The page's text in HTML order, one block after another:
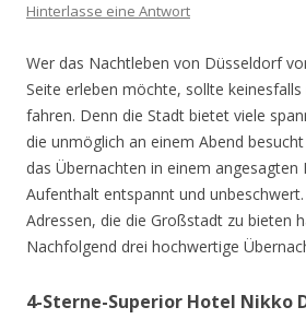
Hinterlasse eine Antwort
Wer das Nachtleben von Düsseldorf
Seite erleben möchte, sollte
fahren. Denn die Stadt bietet viele
die unmöglich an einem Abend
das Übernachten in einem angesagten
Aufenthalt entspannt und
Adressen, die die Großstadt zu bieten
Nachfolgend drei hochwertige
4-Sterne-Superior Hotel Nikko